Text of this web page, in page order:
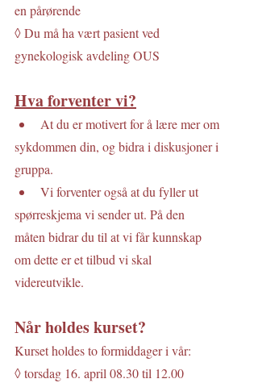
en pårørende
◊ Du må ha vært pasient ved
gynekologisk avdeling OUS
Hva forventer vi?
At du er motivert for å lære mer om
sykdommen din, og bidra i diskusjoner i
gruppa.
Vi forventer også at du fyller ut
spørreskjema vi sender ut. På den
måten bidrar du til at vi får kunnskap
om dette er et tilbud vi skal
videreutvikle.
Når holdes kurset?
Kurset holdes to formiddager i vår:
◊ torsdag 16. april 08.30 til 12.00